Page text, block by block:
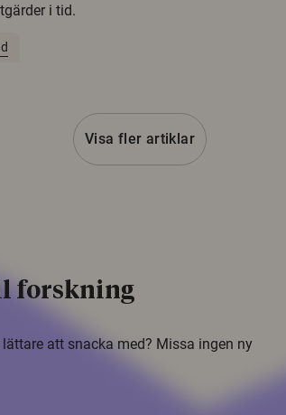
i tid.
Visa fler artiklar
forskning
att snacka med? Missa ingen ny